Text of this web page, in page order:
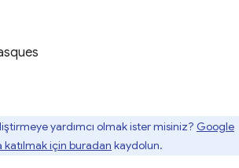
yardımcı olmak ister misiniz? Google
katılmak için buradan kaydolun.